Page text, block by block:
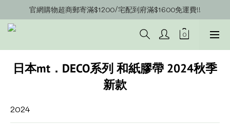
官網會員募集中~立即註冊即可獲得購物金$20!!!
官網購物超商郵寄滿$1200/宅配到府滿$1600免運費!!
官網會員募集中~立即註冊即可獲得購物金$20!!!
日本mt．DECO系列 和紙膠帶 2024秋季
新款
2024